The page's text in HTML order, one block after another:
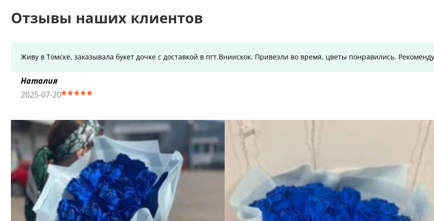
Отзывы наших клиентов
Живу в Томске, заказывала букет дочке с доставкой в пгт.Вниискок. Привезли во время, цветы понравились.
Наталия
2025-07-20